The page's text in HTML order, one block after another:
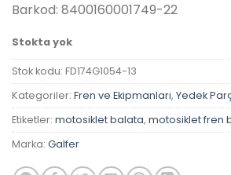
Barkod: 8400160001749-22
Stokta yok
Stok kodu: FD174G1054-13
Kategoriler: Fren ve Ekipmanları, Yedek
Etiketler: motosiklet balata, motosiklet fren
Marka: Galfer